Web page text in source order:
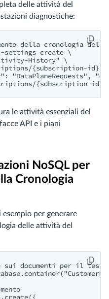
delle attività del
diagnostiche:
della cronologia
settings create \
History" \
{subscription-id}/
"DataPlaneRequests",
le attività essenziali del
API e i piani
NoSQL per
Cronologia
esempio per generare
delle attività del
sui documenti per il